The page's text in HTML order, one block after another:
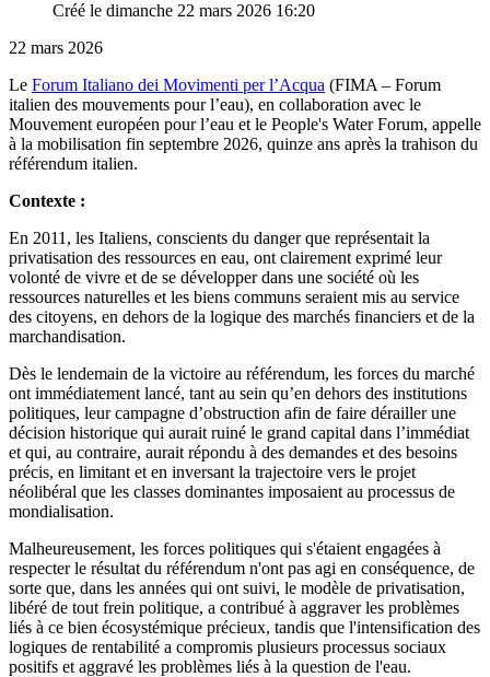
Créé le dimanche 22 mars 2026 16:20
22 mars 2026
Le Forum Italiano dei Movimenti per l’Acqua (FIMA – Forum
italien des mouvements pour l’eau), en collaboration avec le
Mouvement européen pour l’eau et le People's Water Forum, appelle
à la mobilisation fin septembre 2026, quinze ans après la trahison du
référendum italien.
Contexte :
En 2011, les Italiens, conscients du danger que représentait la
privatisation des ressources en eau, ont clairement exprimé leur
volonté de vivre et de se développer dans une société où les
ressources naturelles et les biens communs seraient mis au service
des citoyens, en dehors de la logique des marchés financiers et de la
marchandisation.
Dès le lendemain de la victoire au référendum, les forces du marché
ont immédiatement lancé, tant au sein qu’en dehors des institutions
politiques, leur campagne d’obstruction afin de faire dérailler une
décision historique qui aurait ruiné le grand capital dans l’immédiat
et qui, au contraire, aurait répondu à des demandes et des besoins
précis, en limitant et en inversant la trajectoire vers le projet
néolibéral que les classes dominantes imposaient au processus de
mondialisation.
Malheureusement, les forces politiques qui s'étaient engagées à
respecter le résultat du référendum n'ont pas agi en conséquence, de
sorte que, dans les années qui ont suivi, le modèle de privatisation,
libéré de tout frein politique, a contribué à aggraver les problèmes
liés à ce bien écosystémique précieux, tandis que l'intensification des
logiques de rentabilité a compromis plusieurs processus sociaux
positifs et aggravé les problèmes liés à la question de l'eau.